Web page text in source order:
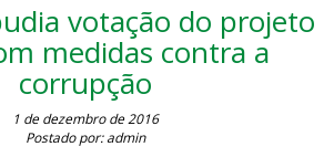
votação do projeto
medidas contra a
corrupção
1 de dezembro de 2016
Postado por: admin